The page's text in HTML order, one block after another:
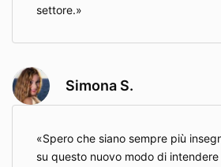
settore.
Simona S.
Spero che siano sempre più
su questo nuovo modo di